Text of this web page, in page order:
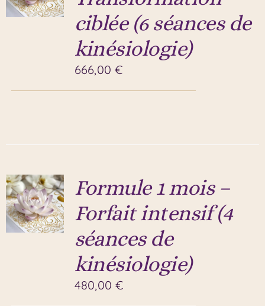
ciblée (6 séances de
kinésiologie)
666,00 €
Formule 1 mois –
Forfait intensif (4
séances de
kinésiologie)
480,00 €